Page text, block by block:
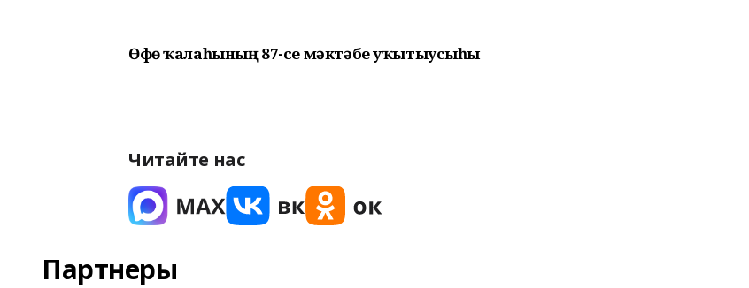
Өфө ҡалаһының 87-се мәктәбе уҡытыусыһы
Читайте нас
Партнеры